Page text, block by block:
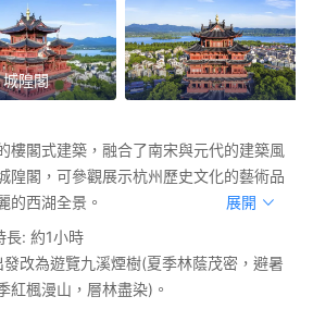
城隍閣
樓閣式建築，融合了南宋與元代的建築風
隍閣，可參觀展示杭州歷史文化的藝術品
的西湖全景。
展開
長: 約1小時
改為遊覽九溪煙樹(夏季林蔭茂密，避暑
紅楓漫山，層林盡染)。